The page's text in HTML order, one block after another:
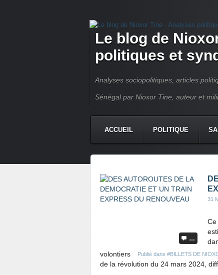
Le blog de
politiques et
Analyses sociopolitiques, articles
Sénégal par Nioxor Tine, auteur et
ACCUEIL POLITIQUE
…
31
Publié dans #BILLETS DE
Ce
volontiers
de la révolution du 24 mars 2024,